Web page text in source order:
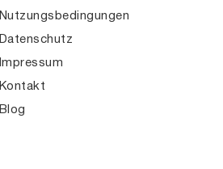
Nutzungsbedingungen
Datenschutz
Impressum
Kontakt
Blog